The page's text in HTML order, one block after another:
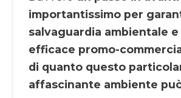
importantissimo per
salvaguardia ambientale e
efficace promo-
di quanto questo
affascinante ambiente